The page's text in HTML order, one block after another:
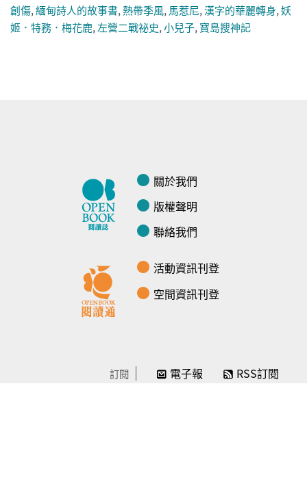
創傷,緬甸詩人的故事書,熱帶季風, 馬惹尼,漢字的華麗轉身,妖
姬．特務．梅花鹿, 左營二戰祕史,小兒子, 寶島搜神記
關於我們
版權聲明
聯絡我們
活動資訊刊登
空間資訊刊登
訂閱 電子報 RSS訂閱